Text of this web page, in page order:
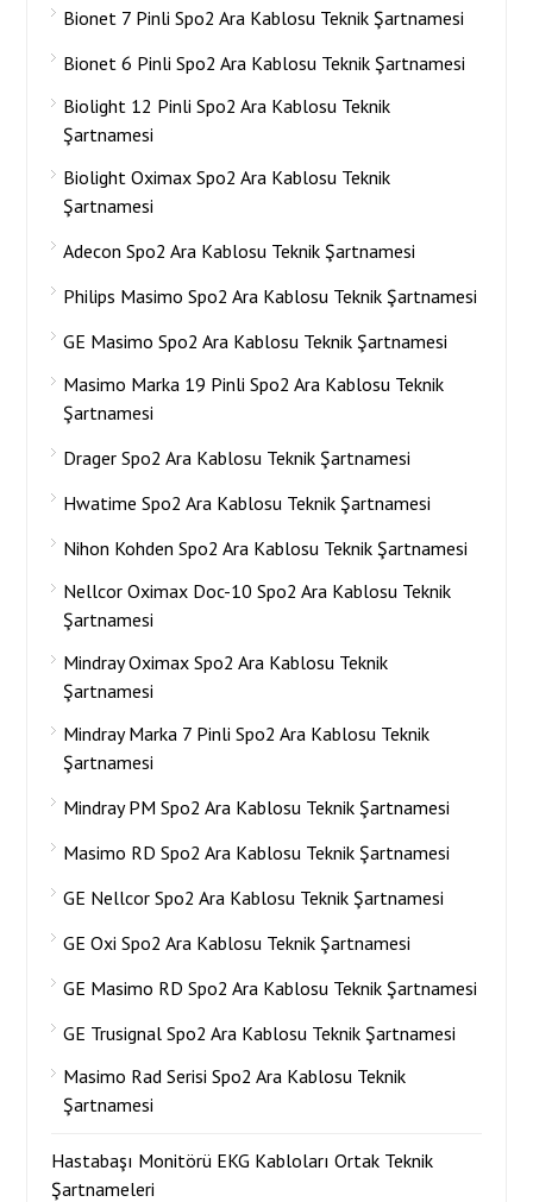
Bionet 7 Pinli Spo2 Ara Kablosu Teknik Şartnamesi
Bionet 6 Pinli Spo2 Ara Kablosu Teknik Şartnamesi
Biolight 12 Pinli Spo2 Ara Kablosu Teknik
Şartnamesi
Biolight Oximax Spo2 Ara Kablosu Teknik
Şartnamesi
Adecon Spo2 Ara Kablosu Teknik Şartnamesi
Philips Masimo Spo2 Ara Kablosu Teknik Şartnamesi
GE Masimo Spo2 Ara Kablosu Teknik Şartnamesi
Masimo Marka 19 Pinli Spo2 Ara Kablosu Teknik
Şartnamesi
Drager Spo2 Ara Kablosu Teknik Şartnamesi
Hwatime Spo2 Ara Kablosu Teknik Şartnamesi
Nihon Kohden Spo2 Ara Kablosu Teknik Şartnamesi
Nellcor Oximax Doc-10 Spo2 Ara Kablosu Teknik
Şartnamesi
Mindray Oximax Spo2 Ara Kablosu Teknik
Şartnamesi
Mindray Marka 7 Pinli Spo2 Ara Kablosu Teknik
Şartnamesi
Mindray PM Spo2 Ara Kablosu Teknik Şartnamesi
Masimo RD Spo2 Ara Kablosu Teknik Şartnamesi
GE Nellcor Spo2 Ara Kablosu Teknik Şartnamesi
GE Oxi Spo2 Ara Kablosu Teknik Şartnamesi
GE Masimo RD Spo2 Ara Kablosu Teknik Şartnamesi
GE Trusignal Spo2 Ara Kablosu Teknik Şartnamesi
Masimo Rad Serisi Spo2 Ara Kablosu Teknik
Şartnamesi
Hastabaşı Monitörü EKG Kabloları Ortak Teknik
Şartnameleri